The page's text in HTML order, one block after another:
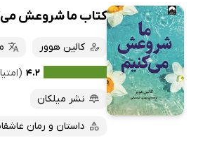
کتاب ما شروعش
کالین هوور
۴.۲ (امتیاز ۱۴۰
نشر میلکان
داستان و رمان